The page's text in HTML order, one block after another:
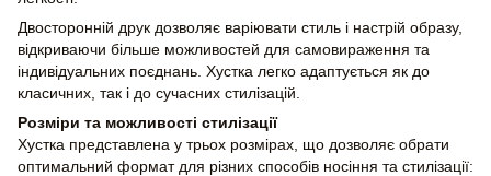
Двосторонній друк дозволяє варіювати стиль і настрій образу,
відкриваючи більше можливостей для самовираження та
індивідуальних поєднань. Хустка легко адаптується як до
класичних, так і до сучасних стилізацій.
Розміри та можливості стилізації
Хустка представлена у трьох розмірах, що дозволяє обрати
оптимальний формат для різних способів носіння та стилізації: